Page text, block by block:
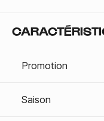
Promotion
Saison